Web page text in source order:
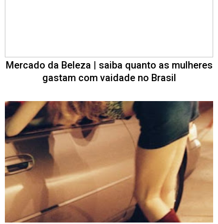
Mercado da Beleza | saiba quanto as mulheres
gastam com vaidade no Brasil